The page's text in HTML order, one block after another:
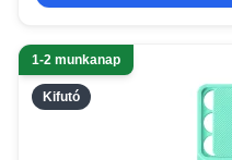
Kifutó
1-2 munkanap